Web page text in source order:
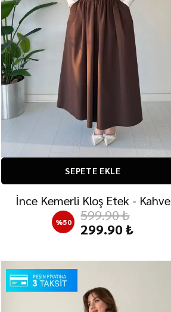
SEPETE EKLE
İnce Kemerli Kloş Etek - Kahve
%50
599.90 ₺
299.90 ₺